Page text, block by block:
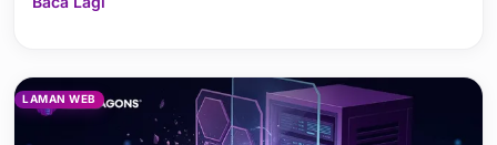
soalan asas seperti apakah itu Sijil SSL, mengapa ia
LAMAN WEB